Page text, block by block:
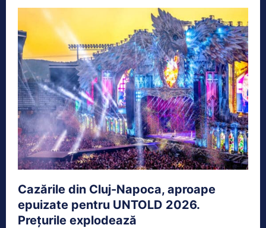
Cazările din Cluj-Napoca, aproape
epuizate pentru UNTOLD 2026.
Prețurile explodează